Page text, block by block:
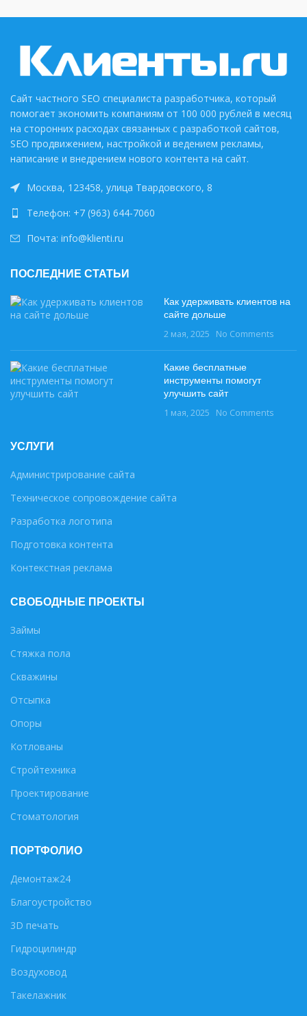
Сайт частного SEO специалиста разработчика, который
помогает экономить компаниям от 100 000 рублей в месяц
на сторонних расходах связанных с разработкой сайтов,
SEO продвижением, настройкой и ведением рекламы,
написание и внедрением нового контента на сайт.
Москва, 123458, улица Твардовского, 8
Телефон: +7 (963) 644-7060
Почта: info@klienti.ru
ПОСЛЕДНИЕ СТАТЬИ
Как удерживать клиентов на
сайте дольше
2 мая, 2025 No Comments
Какие бесплатные
инструменты помогут
улучшить сайт
1 мая, 2025 No Comments
УСЛУГИ
Администрирование сайта
Техническое сопровождение сайта
Разработка логотипа
Подготовка контента
Контекстная реклама
СВОБОДНЫЕ ПРОЕКТЫ
Займы
Стяжка пола
Скважины
Отсыпка
Опоры
Котлованы
Стройтехника
Проектирование
Стоматология
ПОРТФОЛИО
Демонтаж24
Благоустройство
3D печать
Гидроцилиндр
Воздуховод
Такелажник